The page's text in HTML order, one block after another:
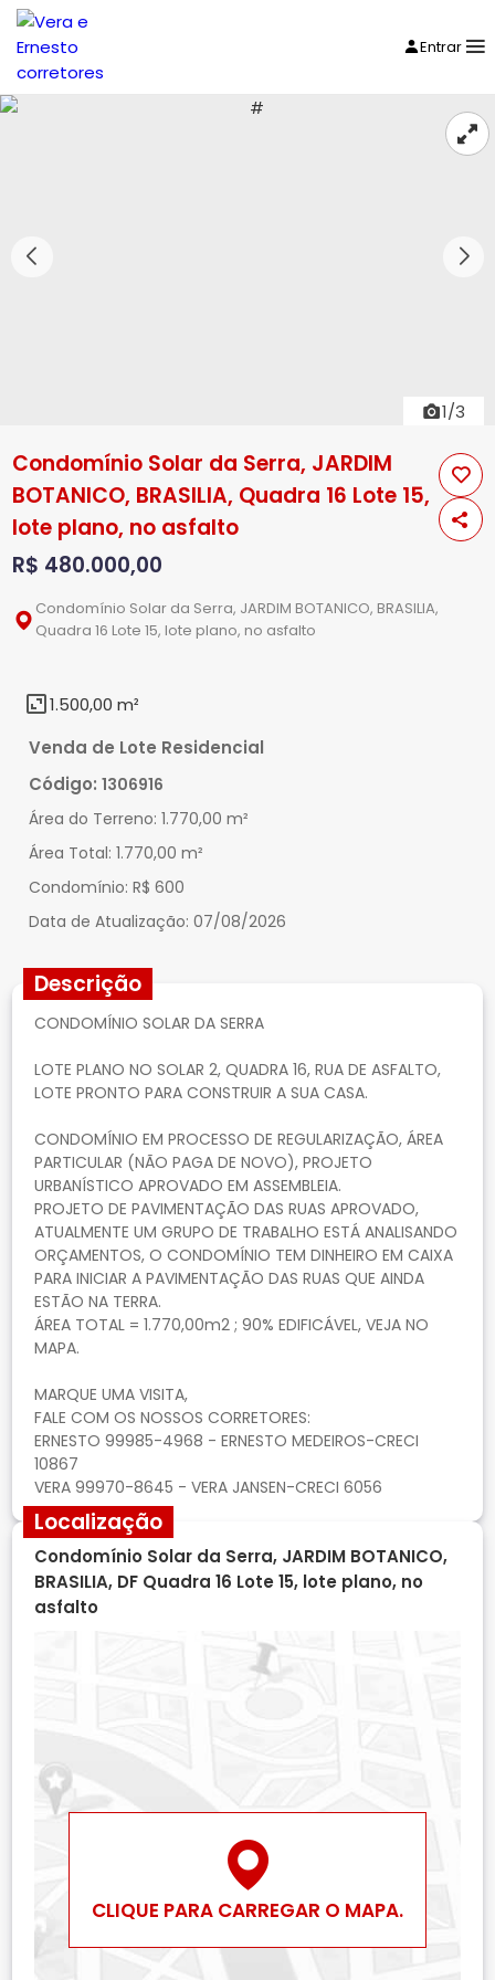
Entrar
1/3
Condomínio Solar da Serra, JARDIM
BOTANICO, BRASILIA, Quadra 16 Lote 15,
lote plano, no asfalto
R$ 480.000,00
Condomínio Solar da Serra, JARDIM BOTANICO, BRASILIA,
Quadra 16 Lote 15, lote plano, no asfalto
1.500,00 m²
Venda de Lote Residencial
Código: 1306916
Área do Terreno: 1.770,00 m²
Área Total: 1.770,00 m²
Condomínio: R$ 600
Data de Atualização: 07/08/2026
Descrição
CONDOMÍNIO SOLAR DA SERRA
LOTE PLANO NO SOLAR 2, QUADRA 16, RUA DE ASFALTO,
LOTE PRONTO PARA CONSTRUIR A SUA CASA.
CONDOMÍNIO EM PROCESSO DE REGULARIZAÇÃO, ÁREA
PARTICULAR (NÃO PAGA DE NOVO), PROJETO
URBANÍSTICO APROVADO EM ASSEMBLEIA.
PROJETO DE PAVIMENTAÇÃO DAS RUAS APROVADO,
ATUALMENTE UM GRUPO DE TRABALHO ESTÁ ANALISANDO
ORÇAMENTOS, O CONDOMÍNIO TEM DINHEIRO EM CAIXA
PARA INICIAR A PAVIMENTAÇÃO DAS RUAS QUE AINDA
ESTÃO NA TERRA.
ÁREA TOTAL = 1.770,00m2 ; 90% EDIFICÁVEL, VEJA NO
MAPA.
MARQUE UMA VISITA,
FALE COM OS NOSSOS CORRETORES:
ERNESTO 99985-4968 - ERNESTO MEDEIROS-CRECI
10867
Localização
Condomínio Solar da Serra, JARDIM BOTANICO,
BRASILIA, DF Quadra 16 Lote 15, lote plano, no
asfalto
CLIQUE PARA CARREGAR O MAPA.